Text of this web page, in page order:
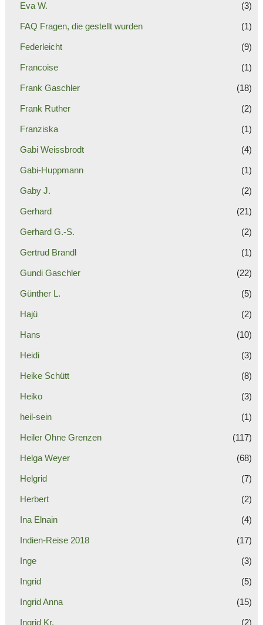
Eva W. (3)
FAQ Fragen, die gestellt wurden (1)
Federleicht (9)
Francoise (1)
Frank Gaschler (18)
Frank Ruther (2)
Franziska (1)
Gabi Weissbrodt (4)
Gabi-Huppmann (1)
Gaby J. (2)
Gerhard (21)
Gerhard G.-S. (2)
Gertrud Brandl (1)
Gundi Gaschler (22)
Günther L. (5)
Hajü (2)
Hans (10)
Heidi (3)
Heike Schütt (8)
Heiko (3)
heil-sein (1)
Heiler Ohne Grenzen (117)
Helga Weyer (68)
Helgrid (7)
Herbert (2)
Ina Elnain (4)
Indien-Reise 2018 (17)
Inge (3)
Ingrid (5)
Ingrid Anna (15)
Ingrid Kr. (2)